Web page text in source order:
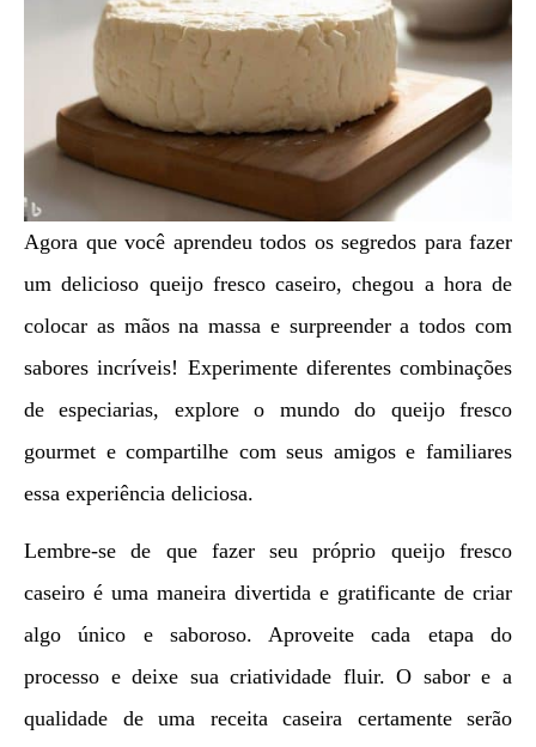
Agora que você aprendeu todos os segredos para fazer
um delicioso queijo fresco caseiro, chegou a hora de
colocar as mãos na massa e surpreender a todos com
sabores incríveis! Experimente diferentes combinações
de especiarias, explore o mundo do queijo fresco
gourmet e compartilhe com seus amigos e familiares
essa experiência deliciosa.
Lembre-se de que fazer seu próprio queijo fresco
caseiro é uma maneira divertida e gratificante de criar
algo único e saboroso. Aproveite cada etapa do
processo e deixe sua criatividade fluir. O sabor e a
qualidade de uma receita caseira certamente serão